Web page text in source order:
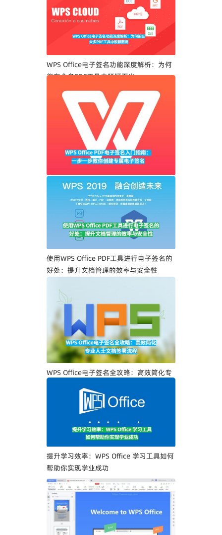
WPS Office电子签名功能深度解析：为何
能在众多PDF工具中脱颖而出
WPS Office PDF电子签名入门指南：一步
一步教你创建专属电子签名
使用WPS Office PDF工具进行电子签名的
好处：提升文档管理的效率与安全性
WPS Office电子签名全攻略：高效简化专
提升学习效率：WPS Office 学习工具如何
帮助你实现学业成功